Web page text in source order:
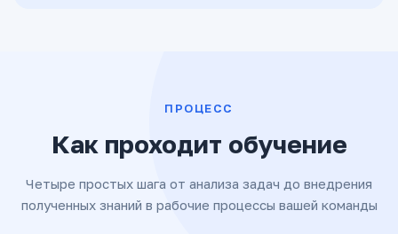
ПРОЦЕСС
Как проходит обучение
Четыре простых шага от анализа задач до внедрения
полученных знаний в рабочие процессы вашей команды